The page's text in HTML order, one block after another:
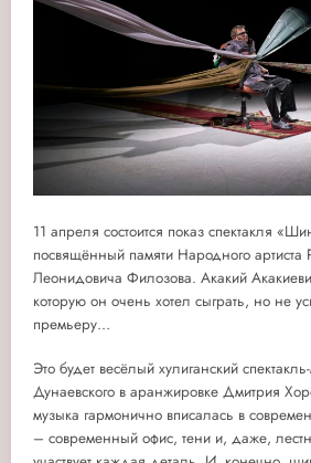
11 апреля состоится показ спектакля
посвящённый памяти Народного
Леонидовича Филозова. Акакий
которую он очень хотел сыграть, но не
премьеру…
Это будет весёлый хулиганский
Дунаевского в аранжировке Дмитрия
музыка гармонично вписалась в
– современный офис, тени и, даже,